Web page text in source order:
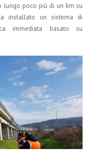
lungo poco più di un km su
installato un sistema di
immediata basato su